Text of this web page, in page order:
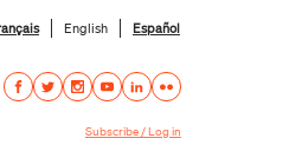
English Español
Subscribe / Log in